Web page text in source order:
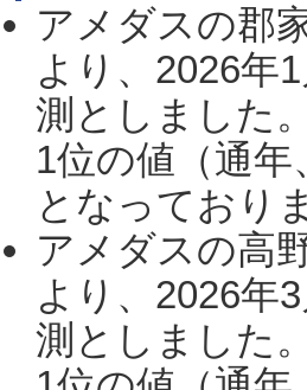
アメダスの郡
より、2026年
測としました
1位の値（通
となっており
アメダスの高
より、2026年
測としました